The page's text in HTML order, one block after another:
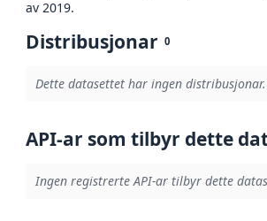
av 2019.
Distribusjonar 0
Dette datasettet har ingen distribusjonar.
API-ar som tilbyr dette
Ingen registrerte API-ar tilbyr dette